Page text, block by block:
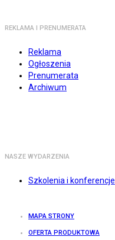
REKLAMA I PRENUMERATA
Reklama
Ogłoszenia
Prenumerata
Archiwum
NASZE WYDARZENIA
Szkolenia i konferencje
MAPA STRONY
OFERTA PRODUKTOWA